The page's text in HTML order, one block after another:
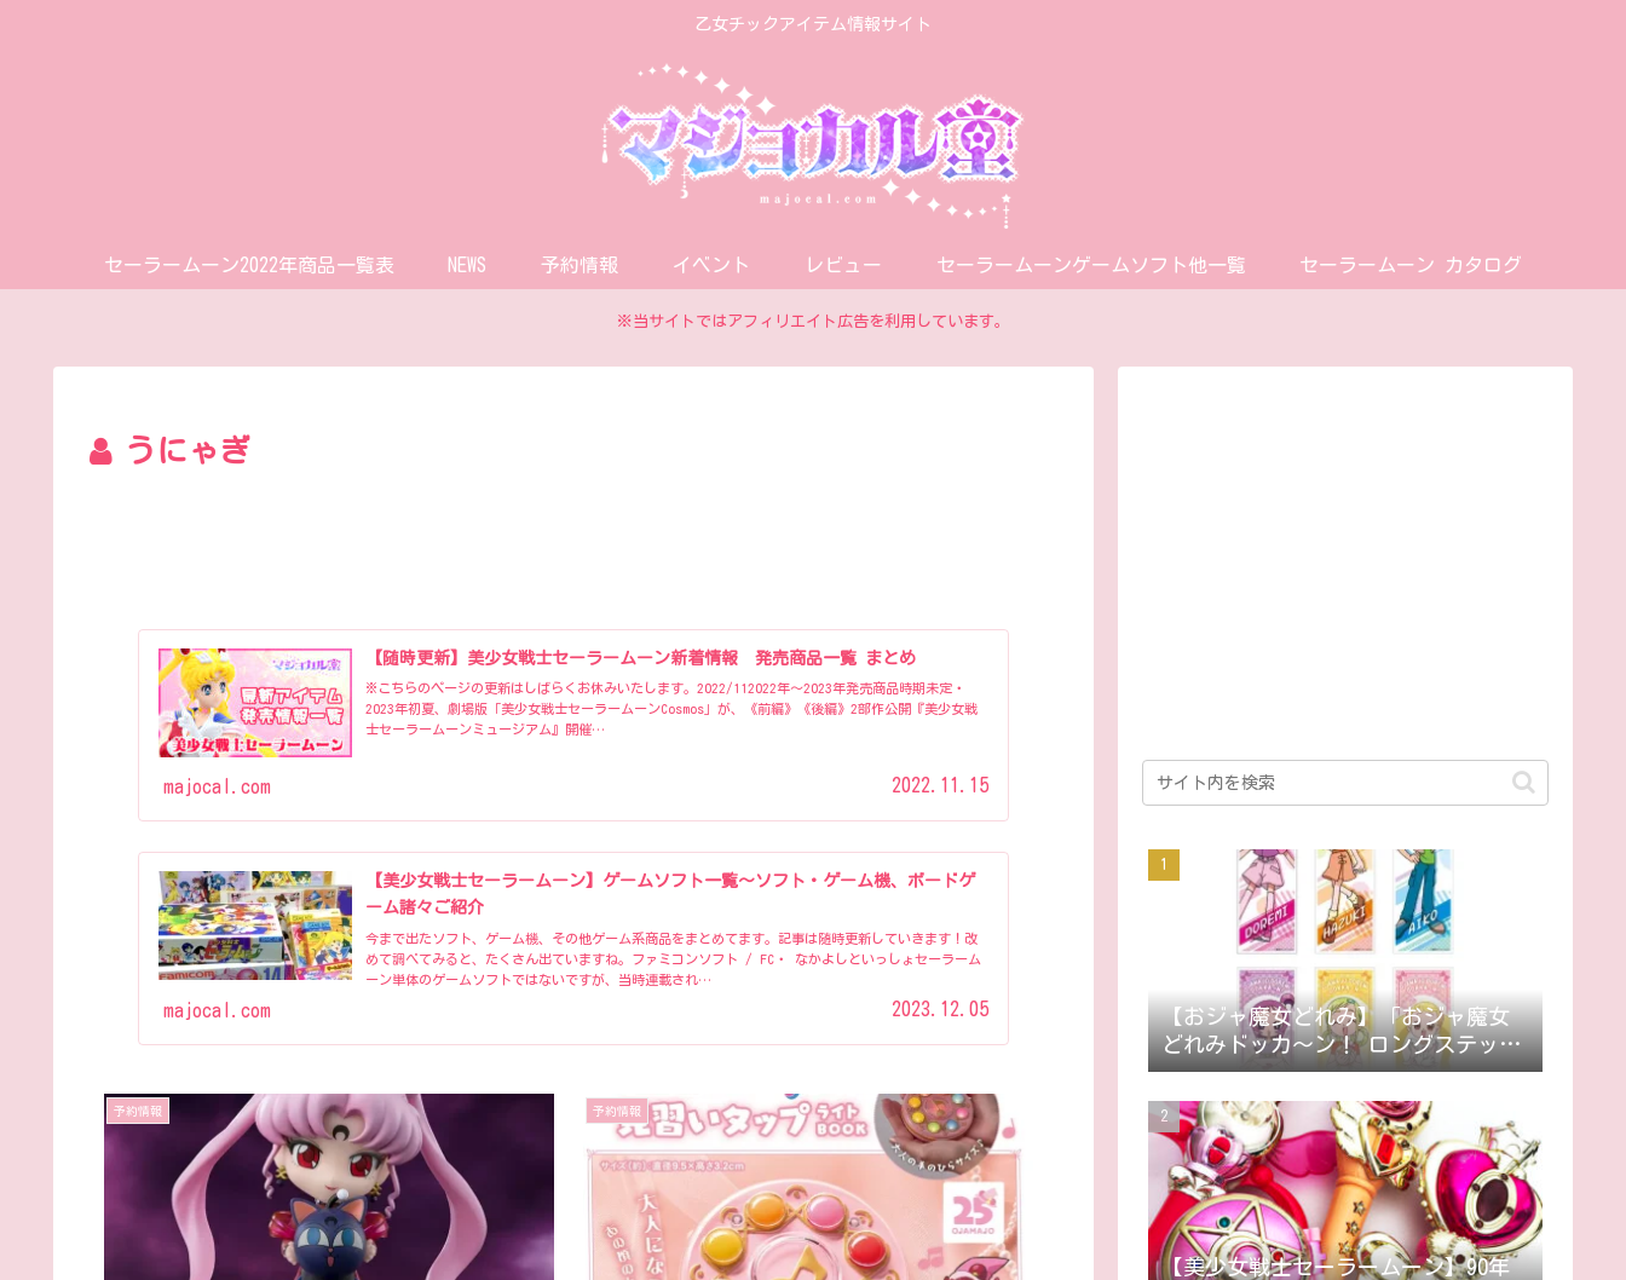
乙女チックアイテム情報サイト
セーラームーン2022年商品一覧表 NEWS 予約情報 イベント レビュー セーラームーンゲームソフト他一覧 セーラームーン カタログ
※当サイトではアフィリエイト広告を利用しています。
うにゃぎ
【随時更新】美少女戦士セーラームーン新着情報 発売商品一覧 まとめ
※こちらのページの更新はしばらくお休みいたします。2022/112022年〜2023年発売商品時期未定・
2023年初夏、劇場版「美少女戦士セーラームーンCosmos」が、《前編》《後編》2部作公開『美少女戦
士セーラームーンミュージアム』開催…
majocal.com 2022.11.15
【美少女戦士セーラームーン】ゲームソフト一覧～ソフト・ゲーム機、ボードゲ
ーム諸々ご紹介
今まで出たソフト、ゲーム機、その他ゲーム系商品をまとめてます。記事は随時更新していきます！改
めて調べてみると、たくさん出ていますね。ファミコンソフト / FC・ なかよしといっしょセーラーム
ーン単体のゲームソフトではないですが、当時連載され…
majocal.com 2023.12.05
予約情報 予約情報
【おジャ魔女どれみ】「おジャ魔女
どれみドッカ～ン！ ロングステッカ
ー」9月発売。ステッカー全42種。
【美少女戦士セーラームーン】90年